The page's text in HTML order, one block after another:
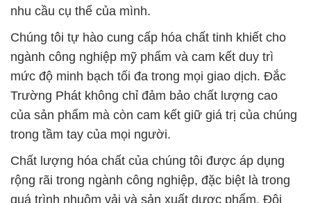
nhu cầu cụ thể của mình.
Chúng tôi tự hào cung cấp hóa chất tinh khiết cho
ngành công nghiệp mỹ phẩm và cam kết duy trì
mức độ minh bạch tối đa trong mọi giao dịch. Đắc
Trường Phát không chỉ đảm bảo chất lượng cao
của sản phẩm mà còn cam kết giữ giá trị của chúng
trong tầm tay của mọi người.
Chất lượng hóa chất của chúng tôi được áp dụng
rộng rãi trong ngành công nghiệp, đặc biệt là trong
quá trình nhuộm vải và sản xuất dược phẩm. Đội